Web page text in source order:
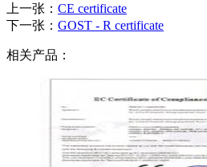
上一张： CE certificate
下一张： GOST - R certificate
相关产品：